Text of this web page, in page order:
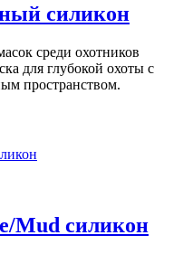
силикон
среди охотников
для глубокой охоты с
пространством.
Mud силикон